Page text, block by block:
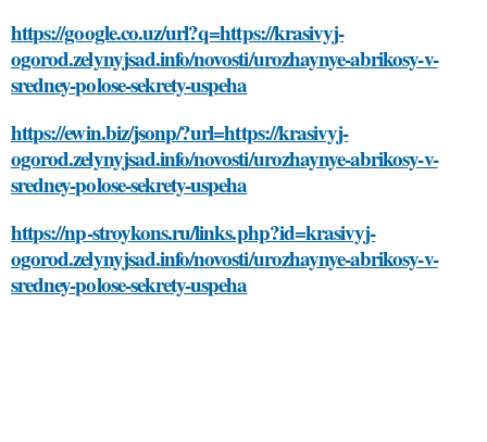
https://google.co.uz/url?q=https://krasivyj-
ogorod.zelynyjsad.info/novosti/urozhaynye-abrikosy-v-
sredney-polose-sekrety-uspeha
https://ewin.biz/jsonp/?url=https://krasivyj-
ogorod.zelynyjsad.info/novosti/urozhaynye-abrikosy-v-
sredney-polose-sekrety-uspeha
https://np-stroykons.ru/links.php?id=krasivyj-
ogorod.zelynyjsad.info/novosti/urozhaynye-abrikosy-v-
sredney-polose-sekrety-uspeha